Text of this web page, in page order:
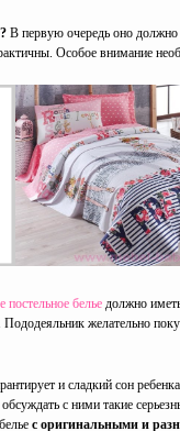
? В первую очередь оно должно
Особое внимание
постельное белье должно
желательно
и сладкий сон
с ними такие
с оригинальными и